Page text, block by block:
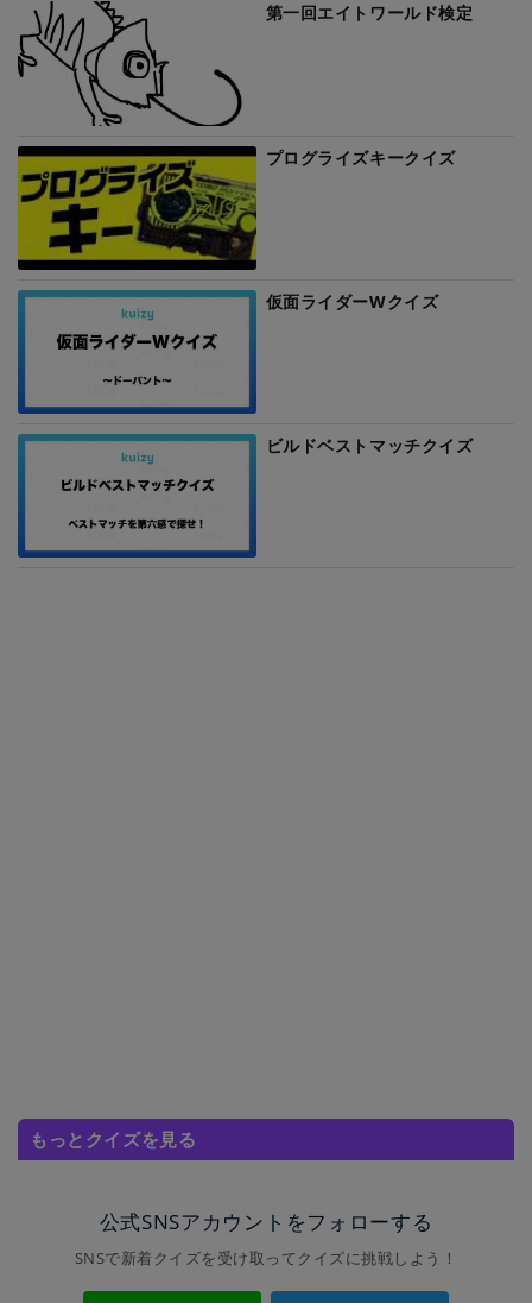
第一回エイトワールド検定
プログライズキークイズ
仮面ライダーWクイズ
ビルドベストマッチクイズ
もっとクイズを見る
公式SNSアカウントをフォローする
SNSで新着クイズを受け取ってクイズに挑戦しよう！